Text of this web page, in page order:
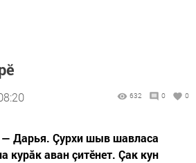
632 0 0
— Дарья. Çурхи шыв шавласа
курăк аван çитӗнет. Çак кун